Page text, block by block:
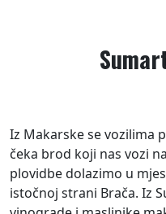
Iz Makarske se vozilima
čeka brod koji nas vozi
plovidbe dolazimo u
istočnoj strani Brača. Iz